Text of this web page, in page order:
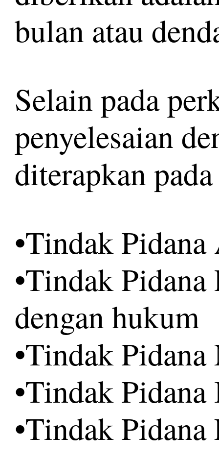
bulan atau
Selain pada
penyelesaian
diterapkan
•Tindak
•Tindak Pidana
dengan hukum
•Tindak
•Tindak
•Tindak